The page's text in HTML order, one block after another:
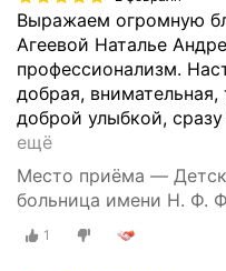
Выражаем огромную
Агеевой Наталье
профессионализм.
добрая, внимательная,
доброй улыбкой,
ещё
Место приёма —
больница имени Н. Ф.
урологии, Садовая-
1